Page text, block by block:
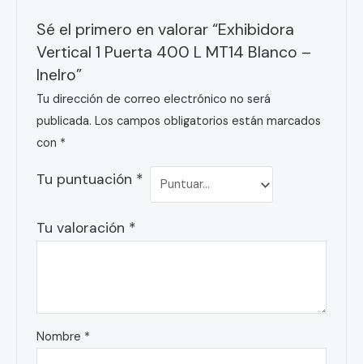
Sé el primero en valorar “Exhibidora
Vertical 1 Puerta 400 L MT14 Blanco –
Inelro”
Tu dirección de correo electrónico no será
publicada. Los campos obligatorios están marcados
con *
Tu puntuación *
Tu valoración *
Nombre *